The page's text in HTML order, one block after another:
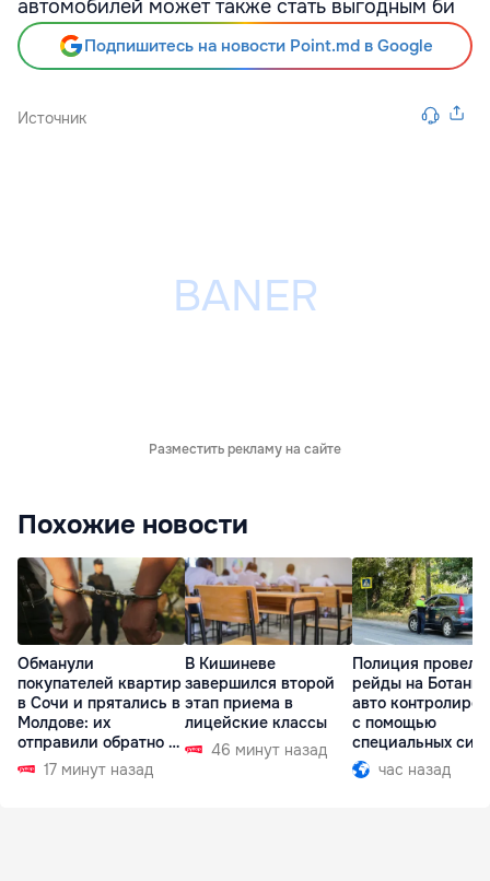
автомобилей может также стать выгодным би
Подпишитесь на новости Point.md в Google
Источник
Разместить рекламу на сайте
Похожие новости
Обманули
покупателей квартир
в Сочи и прятались в
Молдове: их
отправили обратно в
РФ 17 минут назад
В Кишиневе
завершился второй
этап приема в
лицейские классы
46 минут назад
Полиция провела
рейды на
авто
с помощью
специальных
час назад